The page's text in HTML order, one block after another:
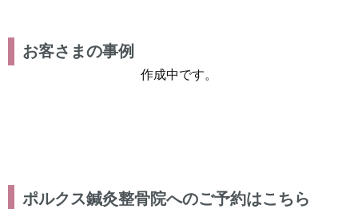
お客さまの事例
作成中です。
ポルクス鍼灸整骨院へのご予約はこちら